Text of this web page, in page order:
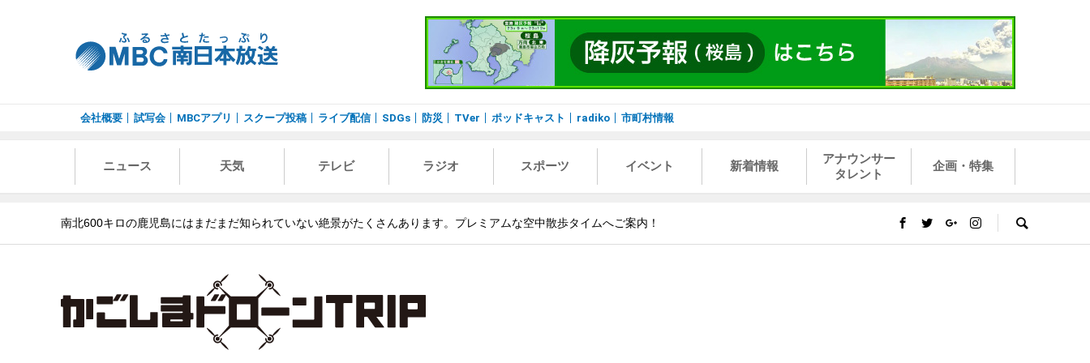
会社概要 試写会 MBCアプリ スクープ投稿 ライブ配信 SDGs 防災 TVer ポッドキャスト radiko 市町村情報
ニュース 天気 テレビ ラジオ スポーツ イベント 新着情報
アナウンサー
タレント
企画・特集
南北600キロの鹿児島にはまだまだ知られていない絶景がたくさんあります。プレミアムな空中散歩タイムへご案内！